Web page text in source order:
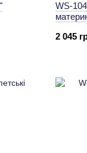
WS-
2 045